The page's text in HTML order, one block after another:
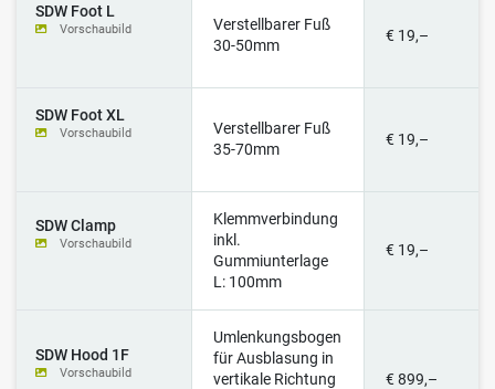
SDW Foot L
Vorschaubild
Verstellbarer Fuß
30-50mm
€ 19,–
SDW Foot XL
Vorschaubild
Verstellbarer Fuß
35-70mm
€ 19,–
SDW Clamp
Vorschaubild
Klemmverbindung
inkl.
Gummiunterlage
L: 100mm
€ 19,–
SDW Hood 1F
Vorschaubild
Umlenkungsbogen
für Ausblasung in
vertikale Richtung
€ 899,–